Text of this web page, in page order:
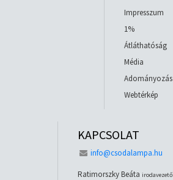
Impresszum
1%
Átláthatóság
Média
Adományozás
Webtérkép
KAPCSOLAT
info@csodalampa.hu
Ratimorszky Beáta irodavezető